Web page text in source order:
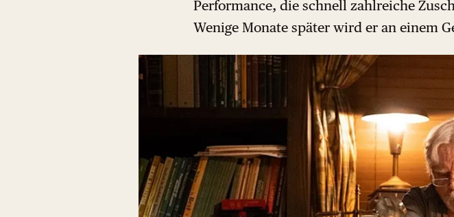
Performance, die schnell zahlreiche
Wenige Monate später wird er an einem